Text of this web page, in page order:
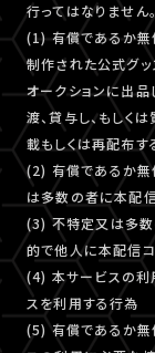
行ってはなりません
(1) 有償であるか無
制作された公式グ
オークションに出品
渡、貸与し、もしく
載もしくは再配布す
(2) 有償であるか無
は多数の者に本配
(3) 不特定又は多数
的で他人に本配信
(4) 本サービスの利
スを利用する行為
(5) 有償であるか無